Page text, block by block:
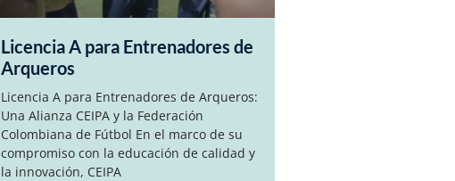
Licencia A para Entrenadores de
Arqueros
Licencia A para Entrenadores de Arqueros:
Una Alianza CEIPA y la Federación
Colombiana de Fútbol En el marco de su
compromiso con la educación de calidad y
la innovación, CEIPA